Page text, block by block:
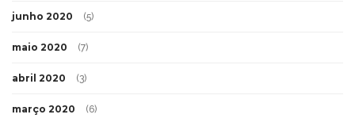
junho 2020 (5)
maio 2020 (7)
abril 2020 (3)
março 2020 (6)